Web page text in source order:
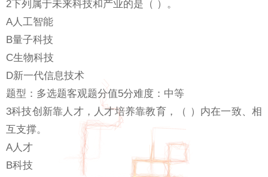
2下列属于未来科技和产业的是（ ）。
A人工智能
B量子科技
C生物科技
D新一代信息技术
题型：多选题客观题分值5分难度：中等
3科技创新靠人才，人才培养靠教育，（ ）内在一致、相
互支撑。
A人才
B科技